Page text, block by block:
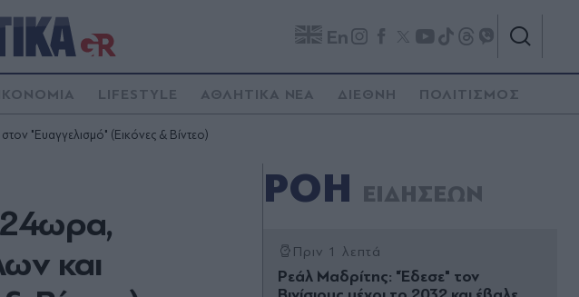
En
LIFESTYLE ΑΘΛΗΤΙΚΑ ΝΕΑ ΔΙΕΘΝΗ ΠΟΛΙΤΙΣΜΟΣ
"Ευαγγελισμό" (Εικόνες & Βίντεο)
24ωρα,
και
ΡΟΗ ΕΙΔΗΣΕΩΝ
Πριν 1 λεπτά
Ρεάλ Μαδρίτης: "Έδεσε" τον